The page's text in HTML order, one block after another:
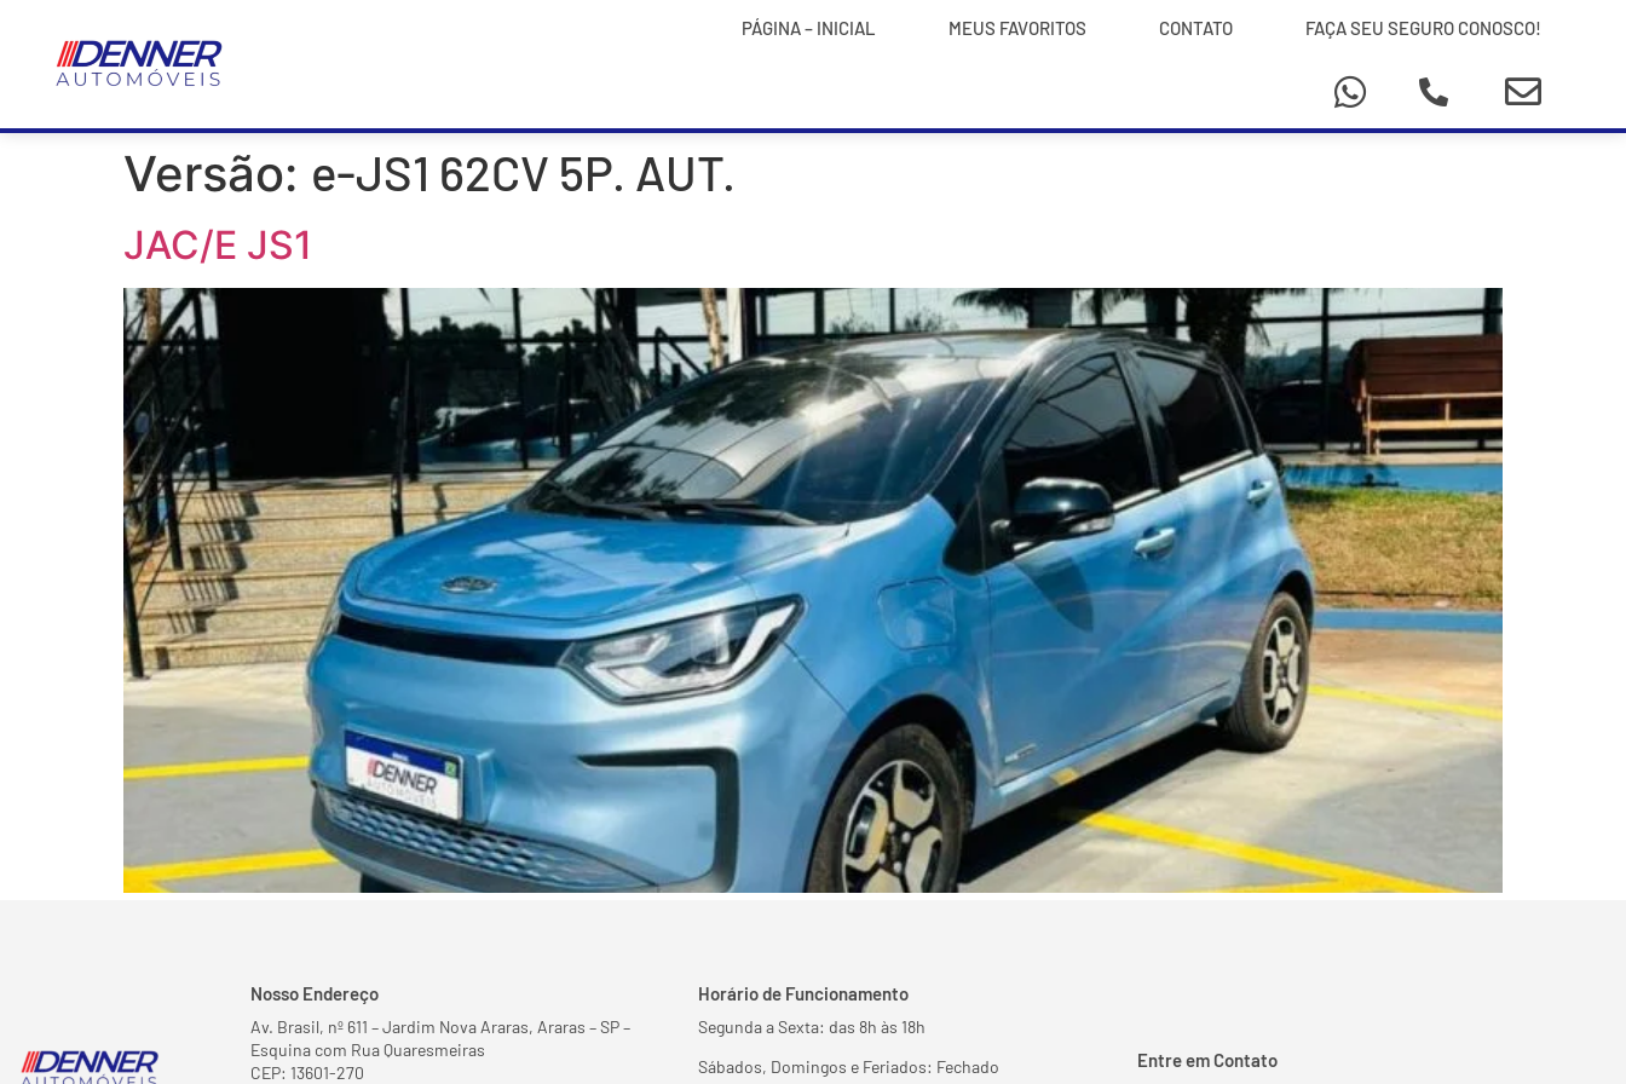
PÁGINA – INICIAL MEUS FAVORITOS CONTATO FAÇA SEU SEGURO CONOSCO!
Versão: e-JS1 62CV 5P. AUT.
JAC/E JS1
Nosso Endereço
Av. Brasil, nº 611 – Jardim Nova Araras, Araras – SP –
Esquina com Rua Quaresmeiras
CEP: 13601-270
Horário de Funcionamento
Segunda a Sexta: das 8h às 18h
Sábados, Domingos e Feriados: Fechado
Entre em Contato